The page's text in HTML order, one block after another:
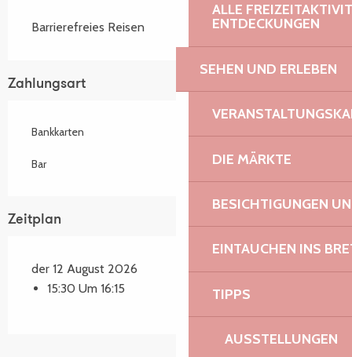
ALLE
ENTDECKUNGEN
SEHEN UND ERLEBEN
DIE MÄRKTE
BESICHTIGUNGEN
EINTAUCHEN INS
TIPPS
AUSSTELLUNGEN
Barrierefreies Reisen
Zahlungsart
Bankkarten
Bar
Zeitplan
der 12 August 2026
15:30 Um 16:15